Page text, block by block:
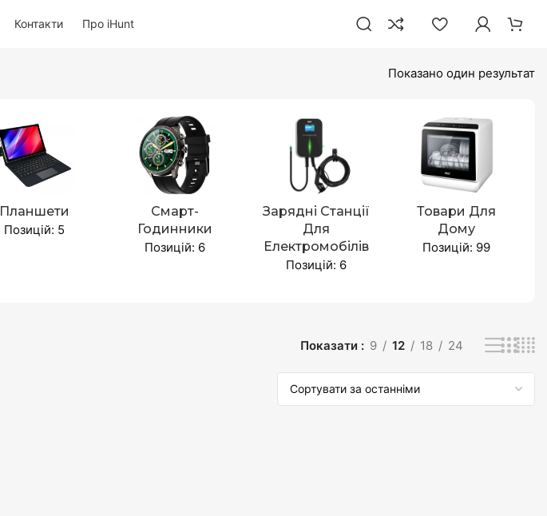
Контакти Про iHunt
Показано один результат
Планшети
Позицій: 5
Смарт-
Годинники
Позицій: 6
Зарядні Станції
Для
Електромобілів
Позицій: 6
Товари Для
Дому
Позицій: 99
Показати 9 12 18 24